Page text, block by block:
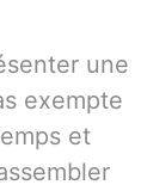
une
exempte
et